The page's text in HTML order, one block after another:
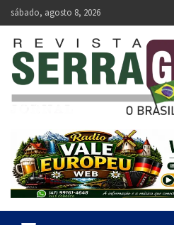
Skip
to
content
sábado, agosto 8, 2026
Revista Serra